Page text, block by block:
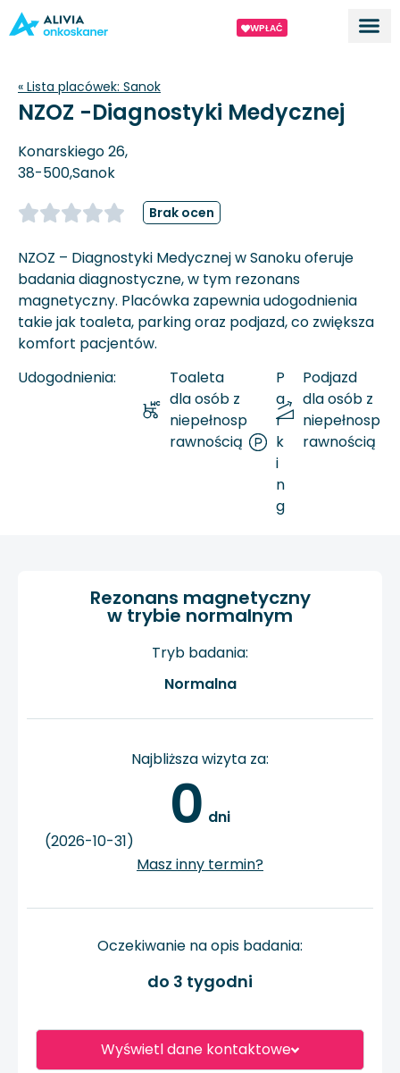
WPŁAĆ
« Lista placówek: Sanok
NZOZ -Diagnostyki Medycznej
Konarskiego 26,
38-500,Sanok
Brak ocen
NZOZ – Diagnostyki Medycznej w Sanoku oferuje
badania diagnostyczne, w tym rezonans
magnetyczny. Placówka zapewnia udogodnienia
takie jak toaleta, parking oraz podjazd, co zwiększa
komfort pacjentów.
Udogodnienia:
Toaleta
dla osób z
niepełnosp
rawnością
P
a
r
k
i
n
g
Podjazd
dla osób z
niepełnosp
rawnością
Wyświetl dane kontaktowe
Rezonans magnetyczny
w trybie normalnym
Tryb badania:
Normalna
Najbliższa wizyta za:
0 dni
(2026-10-31)
Masz inny termin?
Oczekiwanie na opis badania:
do 3 tygodni